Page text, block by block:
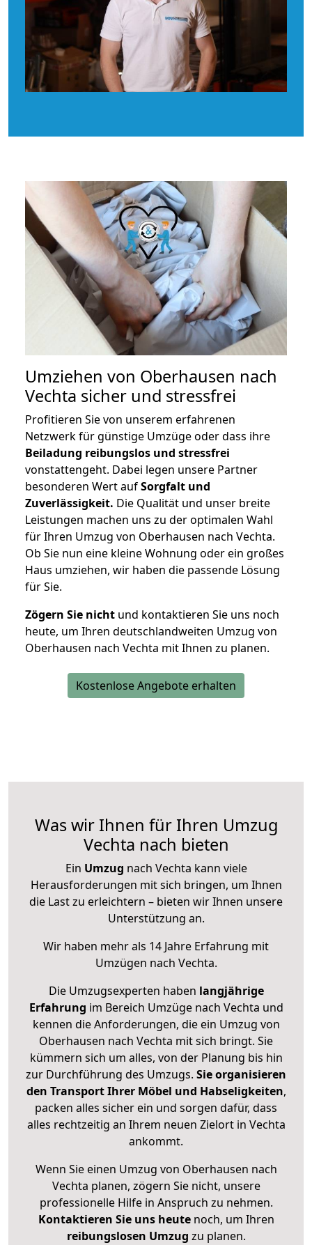
Umziehen von Oberhausen nach
Vechta sicher und stressfrei
Profitieren Sie von unserem erfahrenen
Netzwerk für günstige Umzüge oder dass ihre
Beiladung reibungslos und stressfrei
vonstattengeht. Dabei legen unsere Partner
besonderen Wert aufSorgfalt und
Zuverlässigkeit. Die Qualität und unser breite
Leistungen machen uns zu der optimalen Wahl
für Ihren Umzug von Oberhausen nach Vechta.
Ob Sie nun eine kleine Wohnung oder ein großes
Haus umziehen, wir haben die passende Lösung
für Sie.
Zögern Sie nicht und kontaktieren Sie uns noch
heute, um Ihren deutschlandweiten Umzug von
Oberhausen nach Vechta mit Ihnen zu planen.
Kostenlose Angebote erhalten
Was wir Ihnen für Ihren Umzug
Vechta nach bieten
Ein Umzug nach Vechta kann viele
Herausforderungen mit sich bringen, um Ihnen
die Last zu erleichtern – bieten wir Ihnen unsere
Unterstützung an.
Wir haben mehr als 14 Jahre Erfahrung mit
Umzügen nach Vechta.
Die Umzugsexperten haben langjährige
Erfahrung im Bereich Umzüge nach Vechta und
kennen die Anforderungen, die ein Umzug von
Oberhausen nach Vechta mit sich bringt. Sie
kümmern sich um alles, von der Planung bis hin
zur Durchführung des Umzugs. Sie organisieren
den Transport Ihrer Möbel und Habseligkeiten,
packen alles sicher ein und sorgen dafür, dass
alles rechtzeitig an Ihrem neuen Zielort in Vechta
ankommt.
Wenn Sie einen Umzug von Oberhausen nach
Vechta planen, zögern Sie nicht, unsere
professionelle Hilfe in Anspruch zu nehmen.
Kontaktieren Sie uns heutenoch, um Ihren
reibungslosen Umzug zu planen.